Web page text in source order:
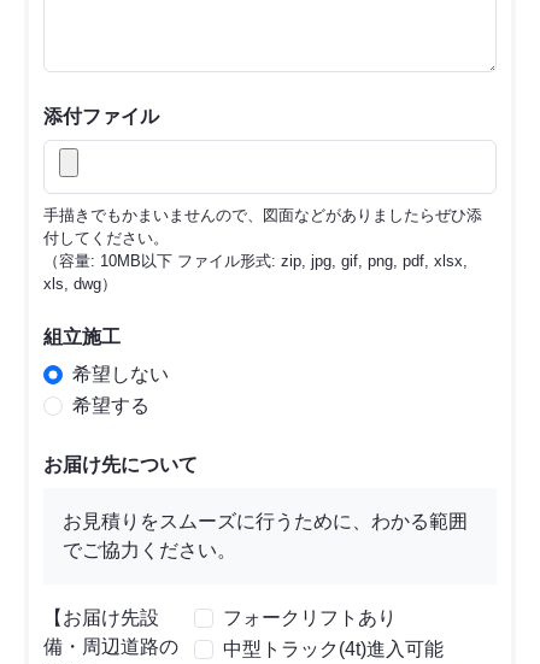
添付ファイル
手描きでもかまいませんので、図面などがありましたらぜひ添
付してください。
（容量: 10MB以下 ファイル形式: zip, jpg, gif, png, pdf, xlsx,
xls, dwg）
組立施工
希望しない
希望する
お届け先について
お見積りをスムーズに行うために、わかる範囲
でご協力ください。
【お届け先設
備・周辺道路の
フォークリフトあり
中型トラック(4t)進入可能